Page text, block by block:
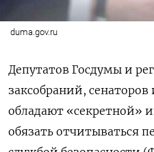
duma.gov.ru
Депутатов Госдумы и
заксобраний,
обладают «секретной»
обязать отчитываться